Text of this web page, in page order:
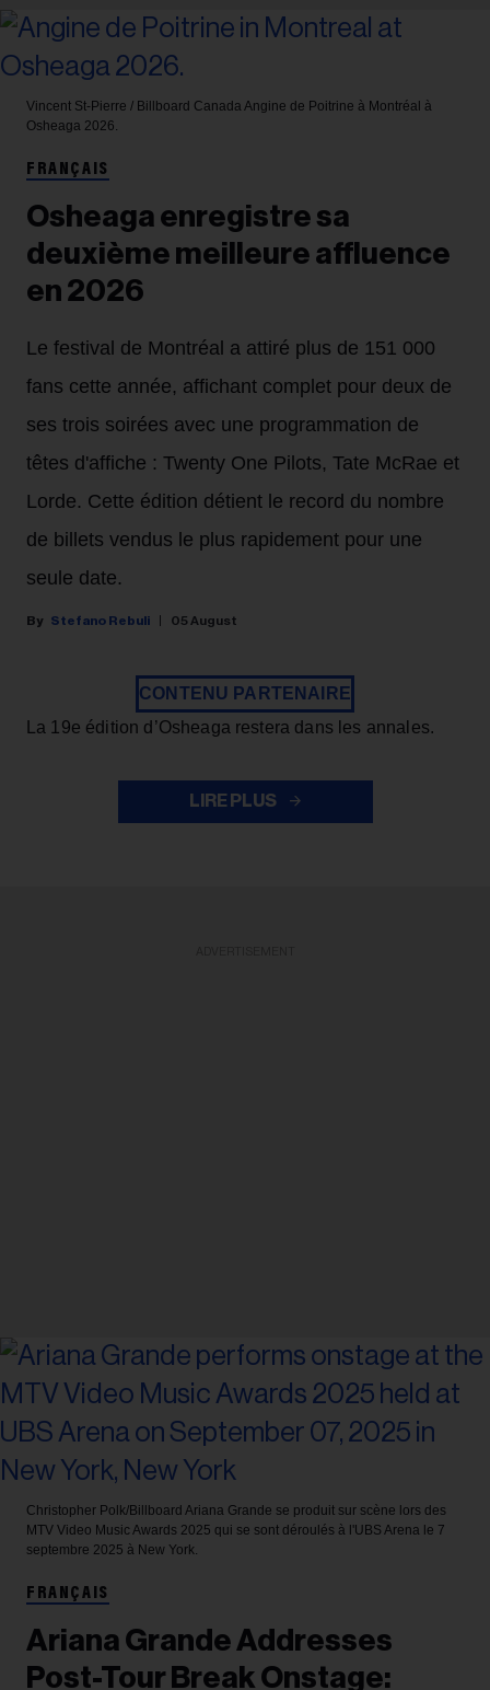
Vincent St-Pierre / Billboard Canada Angine de Poitrine à Montréal à
Osheaga 2026.
FRANÇAIS
Osheaga enregistre sa
deuxième meilleure affluence
en 2026
Le festival de Montréal a attiré plus de 151 000
fans cette année, affichant complet pour deux de
ses trois soirées avec une programmation de
têtes d'affiche : Twenty One Pilots, Tate McRae et
Lorde. Cette édition détient le record du nombre
de billets vendus le plus rapidement pour une
seule date.
Stefano Rebuli 05 August
CONTENU PARTENAIRE
La 19e édition d’Osheaga restera dans les annales.
LIRE PLUS
Christopher Polk/Billboard Ariana Grande se produit sur scène lors des
MTV Video Music Awards 2025 qui se sont déroulés à l'UBS Arena le 7
septembre 2025 à New York.
FRANÇAIS
Ariana Grande Addresses
Post-Tour Break Onstage: